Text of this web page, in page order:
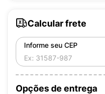
Calcular frete
Informe seu CEP
Opções de entrega